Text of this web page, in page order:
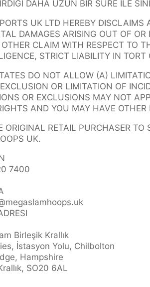
DAHA UZUN BİR SÜRE İLE
UK LTD HEREBY
DAMAGES ARISING OUT OF
CLAIM WITH RESPECT TO
STRICT LIABILITY IN TORT
DO NOT ALLOW (A)
OR LIMITATION OF
OR EXCLUSIONS MAY NOT
AND YOU MAY HAVE
ORIGINAL RETAIL PURCHASER
UK.
7400
Birleşik Krallık
İstasyon Yolu, Chilbolton
Hampshire
SO20 6AL